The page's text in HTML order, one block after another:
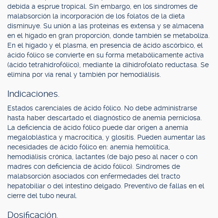
debida a esprue tropical. Sin embargo, en los síndromes de
malabsorción la incorporación de los folatos de la dieta
disminuye. Su unión a las proteínas es extensa y se almacena
en el hígado en gran proporción, donde también se metaboliza.
En el hígado y el plasma, en presencia de ácido ascórbico, el
ácido fólico se convierte en su forma metabólicamente activa
(ácido tetrahidrofólico), mediante la dihidrofolato reductasa. Se
elimina por vía renal y también por hemodiálisis.
Indicaciones.
Estados carenciales de ácido fólico. No debe administrarse
hasta haber descartado el diagnóstico de anemia perniciosa.
La deficiencia de ácido fólico puede dar origen a anemia
megaloblástica y macrocítica, y glositis. Pueden aumentar las
necesidades de ácido fólico en: anemia hemolítica,
hemodiálisis crónica, lactantes (de bajo peso al nacer o con
madres con deficiencia de ácido fólico). Síndromes de
malabsorción asociados con enfermedades del tracto
hepatobiliar o del intestino delgado. Preventivo de fallas en el
cierre del tubo neural.
Dosificación.